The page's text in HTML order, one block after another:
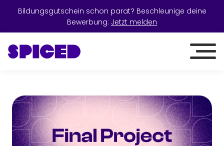
Bildungsgutschein schon parat? Beschleunige deine
Bewerbung: Jetzt melden